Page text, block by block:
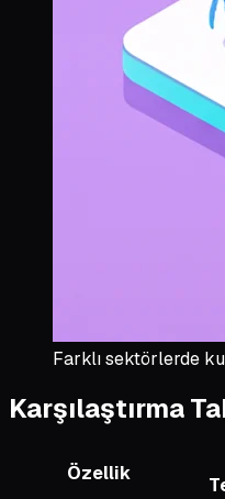
Farklı sektörlerde
Karşılaştırma
Özellik